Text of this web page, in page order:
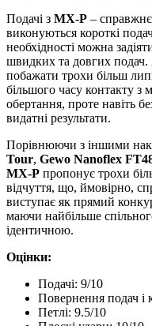
Подачі з MX-P –
виконуються короткі
необхідності можна
швидких та довгих
побажати трохи більш
більшого часу контакту з
обертання, проте навіть
видатні результати.
Порівнюючи з іншими
Tour, Gewo Nanoflex
MX-P пропонує трохи
відчуття, що, ймовірно,
виступає як прямий
маючи найбільше
ідентичною.
Оцінки:
Подачі: 9/10
Повернення подач і
Петлі: 9.5/10